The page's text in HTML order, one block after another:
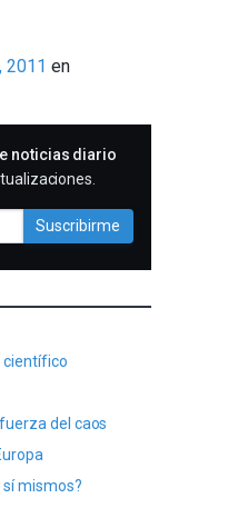
2011 en
noticias diario
Suscribirme
científico
del caos
sí mismos?